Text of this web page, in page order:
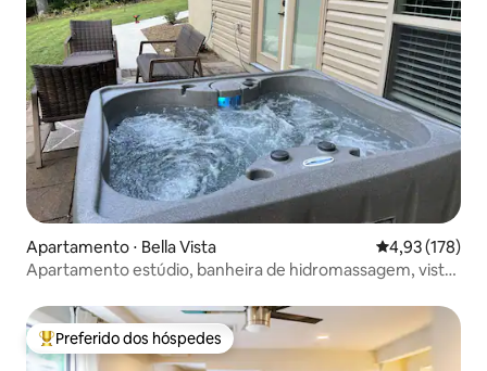
Apartamento ⋅ Bella Vista 4,93 de uma
4,93 (178)
Apartamento estúdio, banheira de hidromassagem, vista
Entre os melhores preferidos dos hóspedes
Preferido dos hóspedes